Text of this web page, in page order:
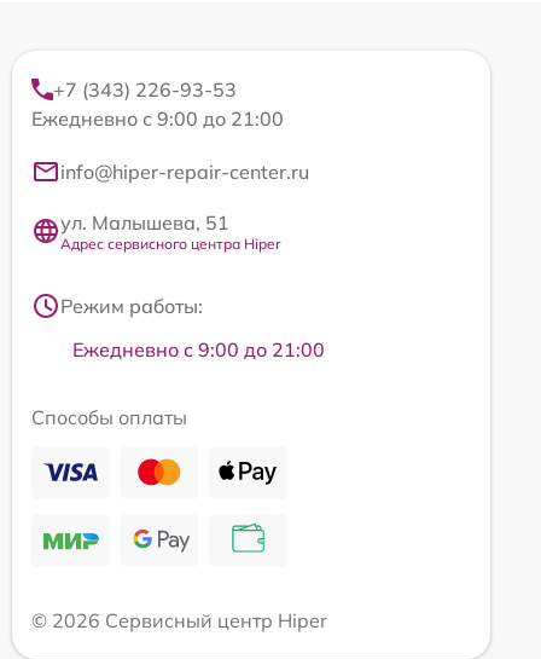
+7 (343) 226-93-53
Ежедневно с 9:00 до 21:00
info@hiper-repair-center.ru
ул. Малышева, 51
Адрес сервисного центра Hiper
Режим работы:
Ежедневно с 9:00 до 21:00
Способы оплаты
© 2026 Сервисный центр Hiper